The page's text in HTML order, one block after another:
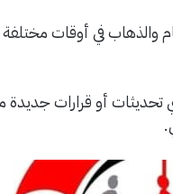
والذهاب في أوقات
تحديثات أو قرارات جديدة